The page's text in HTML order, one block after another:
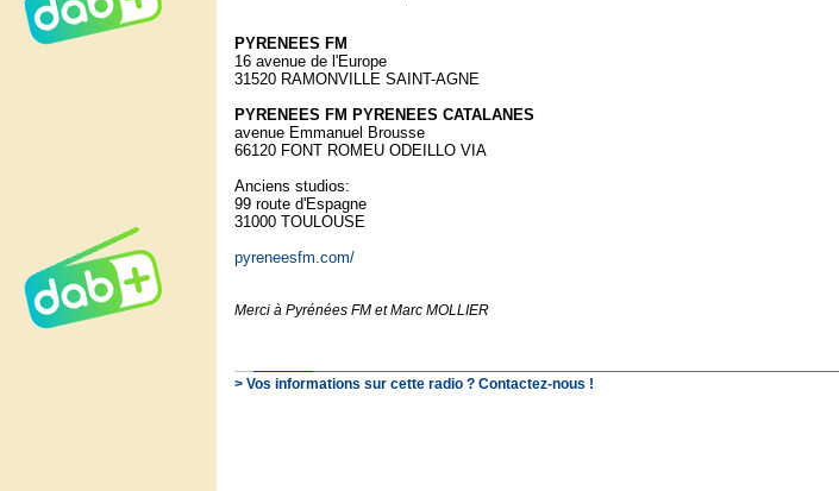
PYRENEES FM
16 avenue de l'Europe
31520 RAMONVILLE SAINT-AGNE
PYRENEES FM PYRENEES CATALANES
avenue Emmanuel Brousse
66120 FONT ROMEU ODEILLO VIA
Anciens studios:
99 route d'Espagne
31000 TOULOUSE
pyreneesfm.com/
Merci à Pyrénées FM et Marc MOLLIER
> Vos informations sur cette radio ? Contactez-nous !